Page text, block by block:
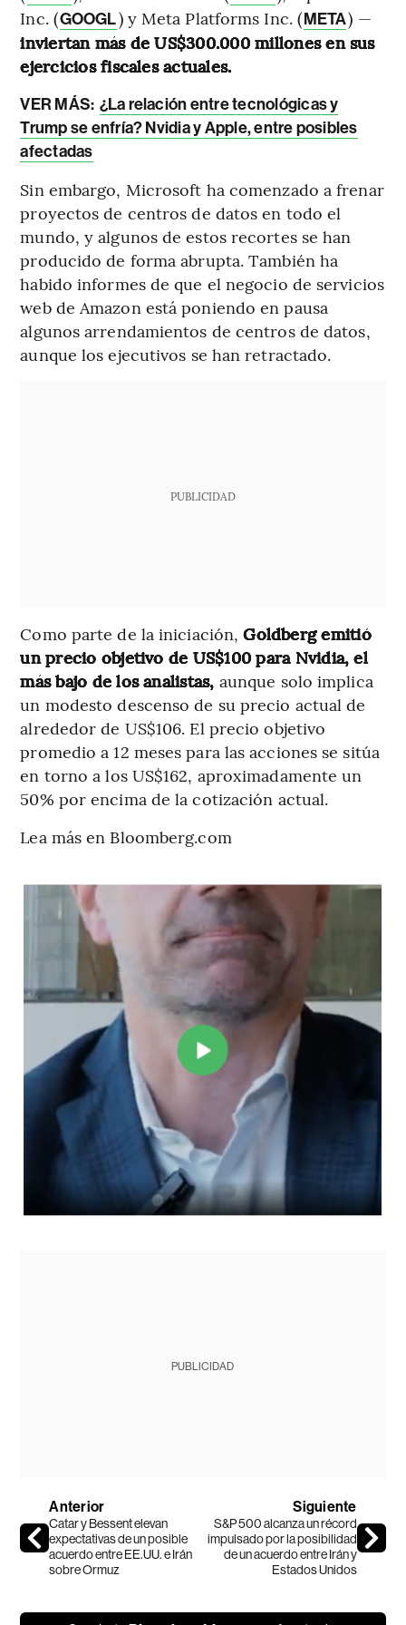
Inc. (GOOGL) y Meta Platforms Inc. (META) —
inviertan más de US$300.000 millones en sus
ejercicios fiscales actuales.
VER MÁS: ¿La relación entre tecnológicas y
Trump se enfría? Nvidia y Apple, entre posibles
afectadas
Sin embargo, Microsoft ha comenzado a frenar
proyectos de centros de datos en todo el
mundo, y algunos de estos recortes se han
producido de forma abrupta. También ha
habido informes de que el negocio de servicios
web de Amazon está poniendo en pausa
algunos arrendamientos de centros de datos,
aunque los ejecutivos se han retractado.
PUBLICIDAD
Como parte de la iniciación,Goldberg emitió
un precio objetivo de US$100 para Nvidia, el
más bajo de los analistas, aunque solo implica
un modesto descenso de su precio actual de
alrededor de US$106. El precio objetivo
promedio a 12 meses para las acciones se sitúa
en torno a los US$162, aproximadamente un
50% por encima de la cotización actual.
Lea más en Bloomberg.com
PUBLICIDAD
Anterior
Catar y Bessent elevan
expectativas de un posible
acuerdo entre EE.UU. e Irán
sobre Ormuz
Siguiente
S&P 500 alcanza un récord
impulsado por la posibilidad
de un acuerdo entre Irán y
Estados Unidos